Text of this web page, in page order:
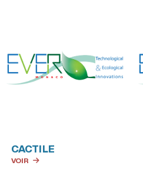
CACTILE
VOIR